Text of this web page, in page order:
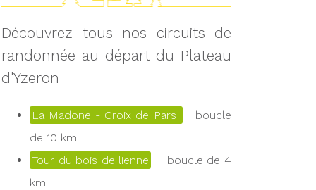
Découvrez tous nos circuits de
randonnée au départ du Plateau
d'Yzeron
La Madone - Croix de Pars
boucle
de 10 km
Tour du bois de lienne
boucle de 4
km